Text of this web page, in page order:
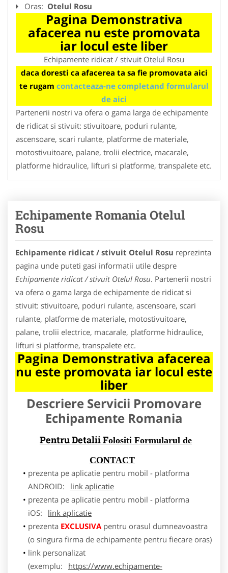
Oras: Otelul Rosu
Pagina Demonstrativa
afacerea nu este promovata
iar locul este liber
Echipamente ridicat / stivuit Otelul Rosu
daca doresti ca afacerea ta sa fie promovata aici
te rugam contacteaza-ne completand formularul
de aici
Partenerii nostri va ofera o gama larga de echipamente
de ridicat si stivuit: stivuitoare, poduri rulante,
ascensoare, scari rulante, platforme de materiale,
motostivuitoare, palane, trolii electrice, macarale,
platforme hidraulice, lifturi si platforme, transpalete etc.
Echipamente Romania Otelul
Rosu
Echipamente ridicat / stivuit Otelul Rosu reprezinta
pagina unde puteti gasi informatii utile despre
Echipamente ridicat / stivuit Otelul Rosu. Partenerii nostri
va ofera o gama larga de echipamente de ridicat si
stivuit: stivuitoare, poduri rulante, ascensoare, scari
rulante, platforme de materiale, motostivuitoare,
palane, trolii electrice, macarale, platforme hidraulice,
lifturi si platforme, transpalete etc.
Pagina Demonstrativa afacerea
nu este promovata iar locul este
liber
Descriere Servicii Promovare
Echipamente Romania
Pentru Detalii Folositi Formularul de
CONTACT
prezenta pe aplicatie pentru mobil - platforma
ANDROID:
link aplicatie
prezenta pe aplicatie pentru mobil - platforma
iOS:
link aplicatie
prezenta EXCLUSIVApentru orasul dumneavoastra
(o singura firma de echipamente pentru fiecare oras)
link personalizat
(exemplu:
https://www.echipamente-